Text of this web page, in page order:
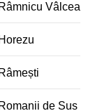
Vâlcea
de Sus